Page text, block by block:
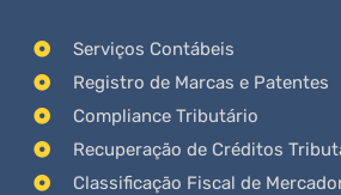
Serviços Contábeis
Registro de Marcas e Patentes
Compliance Tributário
Recuperação de Créditos
Classificação Fiscal de